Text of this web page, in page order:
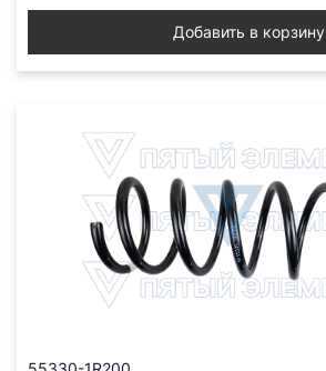
Добавить в корзину